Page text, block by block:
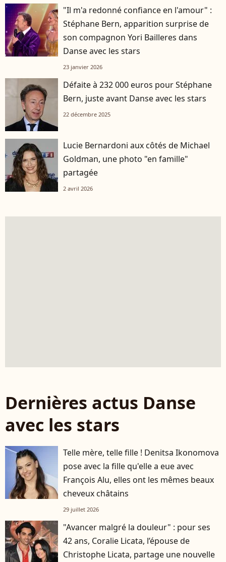
"Il m'a redonné confiance en l'amour" :
Stéphane Bern, apparition surprise de
son compagnon Yori Bailleres dans
Danse avec les stars
23 janvier 2026
Défaite à 232 000 euros pour Stéphane
Bern, juste avant Danse avec les stars
22 décembre 2025
Lucie Bernardoni aux côtés de Michael
Goldman, une photo "en famille"
partagée
2 avril 2026
Dernières actus Danse
avec les stars
Telle mère, telle fille ! Denitsa Ikonomova
pose avec la fille qu'elle a eue avec
François Alu, elles ont les mêmes beaux
cheveux châtains
29 juillet 2026
"Avancer malgré la douleur" : pour ses
42 ans, Coralie Licata, l’épouse de
Christophe Licata, partage une nouvelle